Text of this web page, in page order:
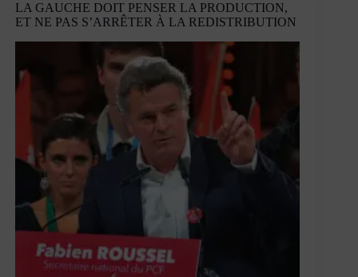
lui-
même
des
illusions
Entretien
avec
Stéphanie
LA GAUCHE DOIT PENSER LA PRODUCTION,
ET NE PAS S’ARRÊTER À LA REDISTRIBUTION